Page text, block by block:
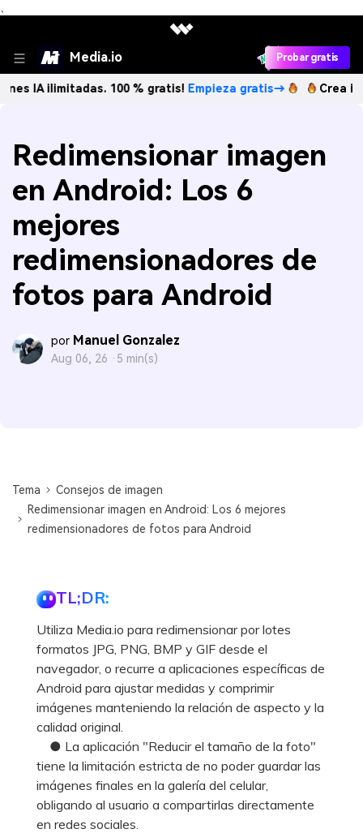
、
Media.io Probar gratis
100 % gratis!Empieza gratis→ Crea imágenes
Redimensionar imagen
en Android: Los 6
mejores
redimensionadores de
fotos para Android
por Manuel Gonzalez
Aug 06, 26 · 5 min(s)
Tema
Consejos de imagen
Redimensionar imagen en Android: Los 6 mejores
redimensionadores de fotos para Android
TL;DR:
Utiliza Media.io para redimensionar por lotes
formatos JPG, PNG, BMP y GIF desde el
navegador, o recurre a aplicaciones específicas de
Android para ajustar medidas y comprimir
imágenes manteniendo la relación de aspecto y la
calidad original.
● La aplicación "Reducir el tamaño de la foto"
tiene la limitación estricta de no poder guardar las
imágenes finales en la galería del celular,
obligando al usuario a compartirlas directamente
en redes sociales.